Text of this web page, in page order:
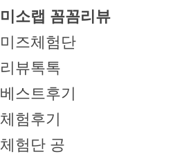
미소랩 꼼꼼리뷰
미즈체험단
리뷰톡톡
베스트후기
체험후기
체험단 공